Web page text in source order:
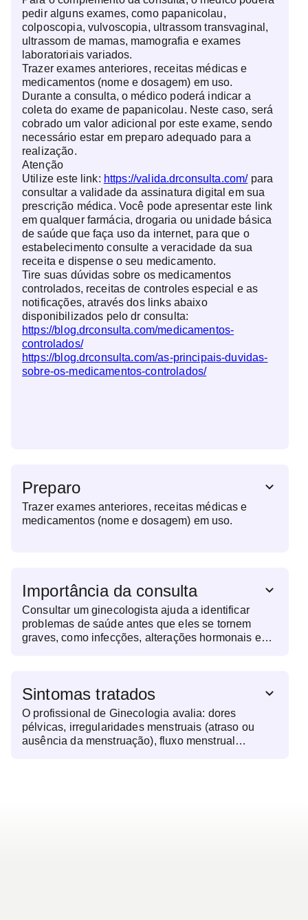
pedir alguns exames, como papanicolau,
colposcopia, vulvoscopia, ultrassom transvaginal,
ultrassom de mamas, mamografia e exames
laboratoriais variados.
Trazer exames anteriores, receitas médicas e
medicamentos (nome e dosagem) em uso.
Durante a consulta, o médico poderá indicar a
coleta do exame de papanicolau. Neste caso, será
cobrado um valor adicional por este exame, sendo
necessário estar em preparo adequado para a
realização.
Atenção
Utilize este link: https://valida.drconsulta.com/para
consultar a validade da assinatura digital em sua
prescrição médica. Você pode apresentar este link
em qualquer farmácia, drogaria ou unidade básica
de saúde que faça uso da internet, para que o
estabelecimento consulte a veracidade da sua
receita e dispense o seu medicamento.
Tire suas dúvidas sobre os medicamentos
controlados, receitas de controles especial e as
notificações, através dos links abaixo
disponibilizados pelo dr consulta:
https://blog.drconsulta.com/medicamentos-
controlados/
https://blog.drconsulta.com/as-principais-duvidas-
sobre-os-medicamentos-controlados/
Preparo
Trazer exames anteriores, receitas médicas e
medicamentos (nome e dosagem) em uso.
Importância da consulta
Consultar um ginecologista ajuda a identificar
problemas de saúde antes que eles se tornem
graves, como infecções, alterações hormonais e
menstrual e menopausa.
Sintomas tratados
O profissional de Ginecologia avalia: dores
pélvicas, irregularidades menstruais (atraso ou
ausência da menstruação), fluxo menstrual